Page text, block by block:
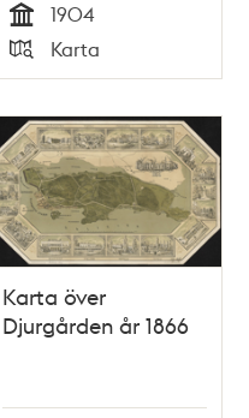
Tid
1904
Typ
Karta
Karta över
Djurgården år 1866